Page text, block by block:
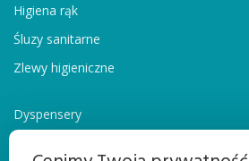
Higiena rąk
Śluzy sanitarne
Zlewy higieniczne
Dyspensery